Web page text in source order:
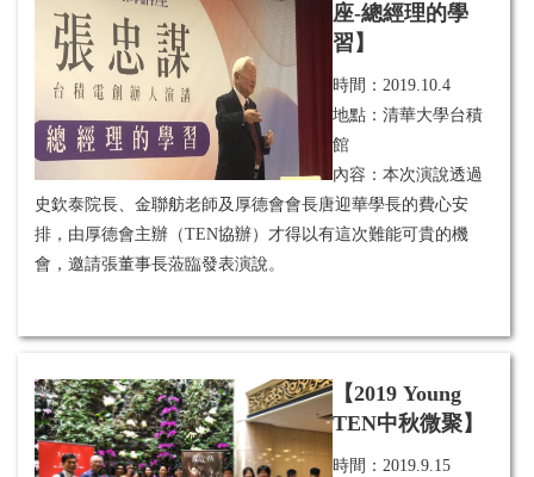
座-總經理的學
習】
時間： 2019.10.4
地點：清華大學台積
館
內容：本次演說透過
史欽泰院長、金聯舫老師及厚德會會長唐迎華學長的費心安
排，由厚德會主辦（TEN協辦）才得以有這次難能可貴的機
會，邀請張董事長蒞臨發表演說。
【2019 Young
TEN中秋微聚】
時間： 2019.9.15